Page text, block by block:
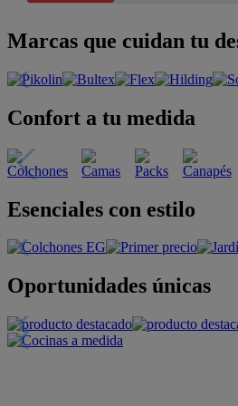
Marcas que cuidan tu
Confort a tu medida
Esenciales con estilo
Oportunidades únicas